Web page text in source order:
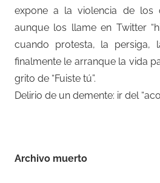
expone a la violencia de los
aunque los llame en Twitter
cuando protesta, la persiga,
finalmente le arranque la vida
grito de “Fuiste tú”.
Delirio de un demente: ir del
Archivo muerto